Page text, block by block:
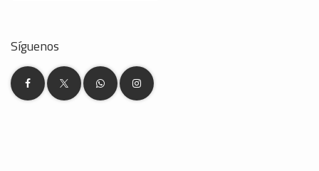
Síguenos